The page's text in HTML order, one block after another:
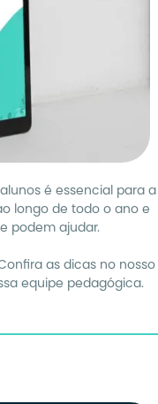
é essencial para a
longo de todo o ano e
podem ajudar.
as dicas no nosso
equipe pedagógica.